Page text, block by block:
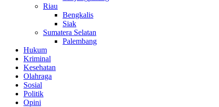
Riau
Bengkalis
Siak
Sumatera Selatan
Palembang
Hukum
Kriminal
Kesehatan
Olahraga
Sosial
Politik
Opini